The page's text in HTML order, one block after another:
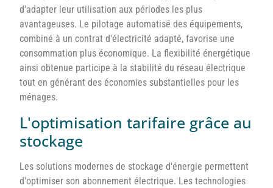
d'adapter leur utilisation aux périodes les plus
avantageuses. Le pilotage automatisé des équipements,
combiné à un contrat d'électricité adapté, favorise une
consommation plus économique. La flexibilité énergétique
ainsi obtenue participe à la stabilité du réseau électrique
tout en générant des économies substantielles pour les
ménages.
L'optimisation tarifaire grâce au
stockage
Les solutions modernes de stockage d'énergie permettent
d'optimiser son abonnement électrique. Les technologies